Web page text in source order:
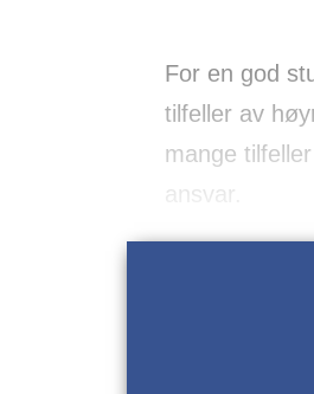
For en god
tilfeller av
mange
ansvar.